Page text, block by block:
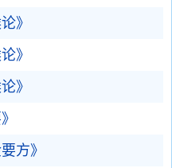
》
》
》
方》